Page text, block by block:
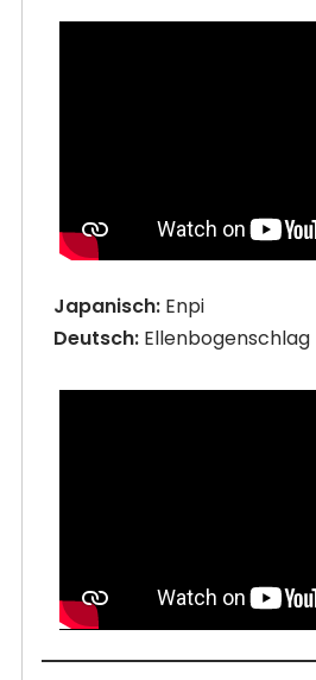
Japanisch: Enpi
Deutsch: Ellenbogenschlag